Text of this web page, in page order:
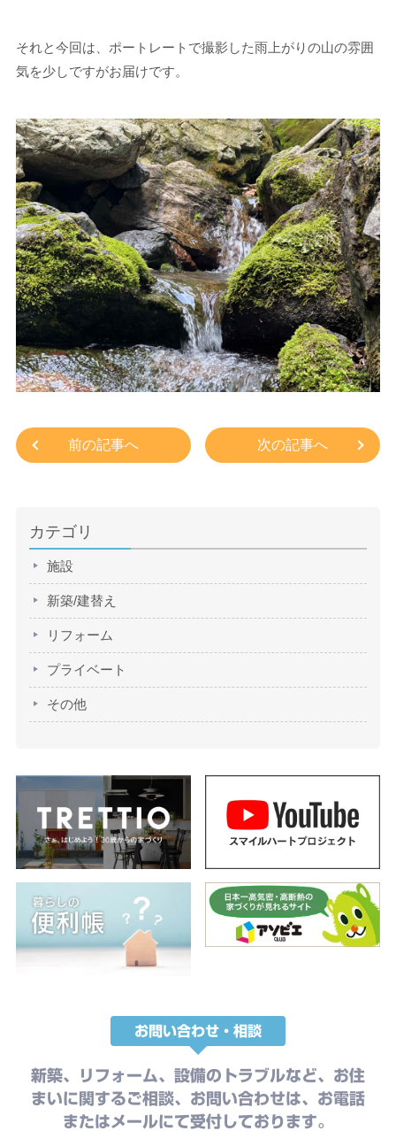
それと今回は、ポートレートで撮影した雨上がりの山の雰囲
気を少しですがお届けです。
前の記事へ 次の記事へ
カテゴリ
施設
新築/建替え
リフォーム
プライベート
その他
お問い合わせ・相談
新築、リフォーム、設備のトラブルなど、お住
まいに関するご相談、お問い合わせは、お電話
またはメールにて受付しております。